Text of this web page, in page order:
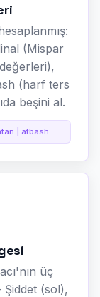
(Mispar
(harf ters
beşini al.
| atbash
üç
Şiddet (sol),